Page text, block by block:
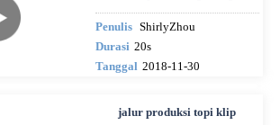
Penulis ShirlyZhou
Durasi 20s
Tanggal 2018-11-30
jalur produksi topi klip